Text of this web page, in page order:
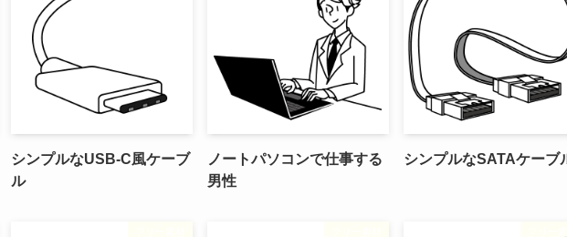
シンプルなUSB-C風ケーブ
ル
ノートパソコンで仕事する
男性
シンプルなSATAケーブ